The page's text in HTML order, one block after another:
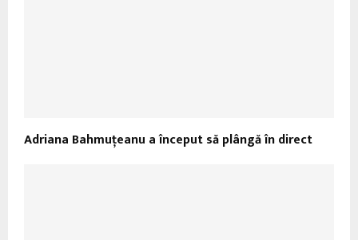
Adriana Bahmuțeanu a început să plângă în direct